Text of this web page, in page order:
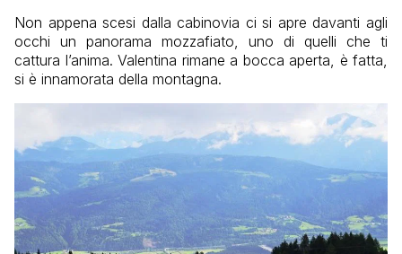
Non appena scesi dalla cabinovia ci si apre davanti agli
occhi un panorama mozzafiato, uno di quelli che ti
cattura l’anima. Valentina rimane a bocca aperta, è fatta,
si è innamorata della montagna.